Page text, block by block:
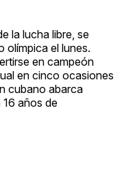
la lucha libre, se
olímpica el lunes.
en campeón
en cinco ocasiones
cubano abarca
años de